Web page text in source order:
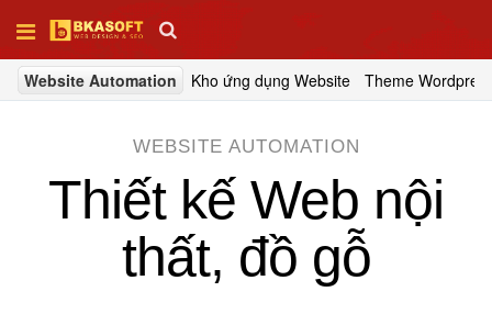
Thiết
Website Automation Kho ứng dụng Website Theme
WEBSITE AUTOMATION
Thiết kế Web nội
thất, đồ gỗ